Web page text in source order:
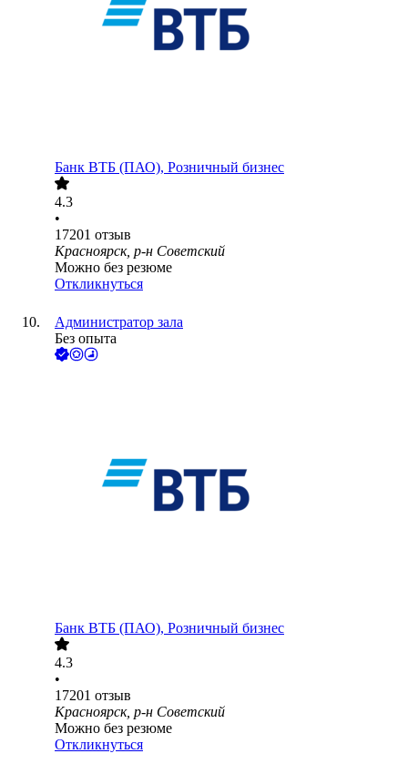
Банк ВТБ (ПАО), Розничный бизнес
4.3
•
17201 отзыв
Красноярск, р-н Советский
Можно без резюме
Откликнуться
Администратор зала
Без опыта
Банк ВТБ (ПАО), Розничный бизнес
4.3
•
17201 отзыв
Красноярск, р-н Советский
Можно без резюме
Откликнуться